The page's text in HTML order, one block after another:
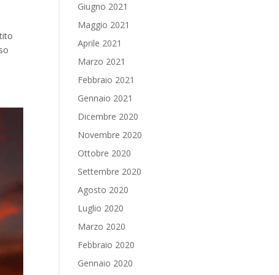
Giugno 2021
Maggio 2021
Aprile 2021
Marzo 2021
Febbraio 2021
Gennaio 2021
Dicembre 2020
Novembre 2020
Ottobre 2020
Settembre 2020
Agosto 2020
Luglio 2020
Marzo 2020
Febbraio 2020
Gennaio 2020